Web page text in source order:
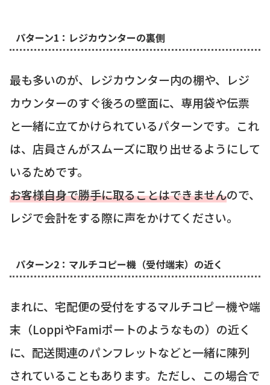
パターン1：レジカウンターの裏側
最も多いのが、レジカウンター内の棚や、レジ
カウンターのすぐ後ろの壁面に、専用袋や伝票
と一緒に立てかけられているパターンです。これ
は、店員さんがスムーズに取り出せるようにして
いるためです。
お客様自身で勝手に取ることはできませんので、
レジで会計をする際に声をかけてください。
パターン2：マルチコピー機（受付端末）の近く
まれに、宅配便の受付をするマルチコピー機や端
末（LoppiやFamiポートのようなもの）の近く
に、配送関連のパンフレットなどと一緒に陳列
されていることもあります。ただし、この場合で